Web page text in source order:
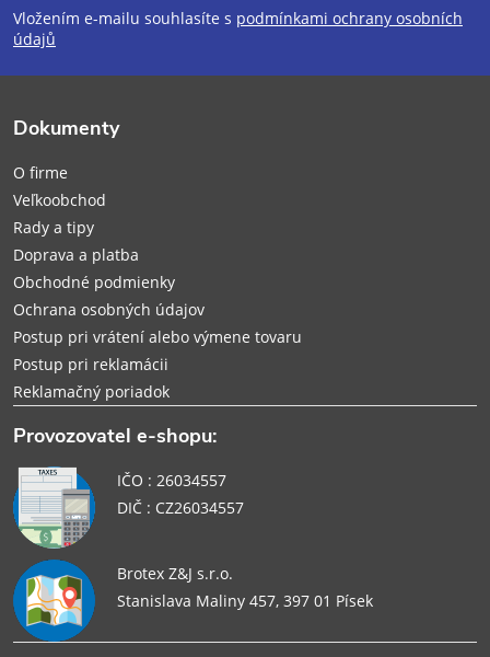
p
e
Vložením e-mailu souhlasíte s podmínkami ochrany osobních
údajů
Dokumenty
O firme
Veľkoobchod
Rady a tipy
Doprava a platba
Obchodné podmienky
Ochrana osobných údajov
Postup pri vrátení alebo výmene tovaru
Postup pri reklamácii
Reklamačný poriadok
Provozovatel e-shopu:
IČO : 26034557
DIČ : CZ26034557
Brotex Z&J s.r.o.
Stanislava Maliny 457, 397 01 Písek